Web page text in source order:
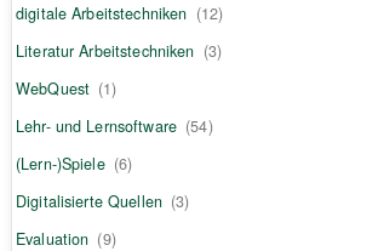
digitale Arbeitstechniken (12)
Literatur Arbeitstechniken (3)
WebQuest (1)
Lehr- und Lernsoftware (54)
(Lern-)Spiele (6)
Digitalisierte Quellen (3)
Evaluation (9)